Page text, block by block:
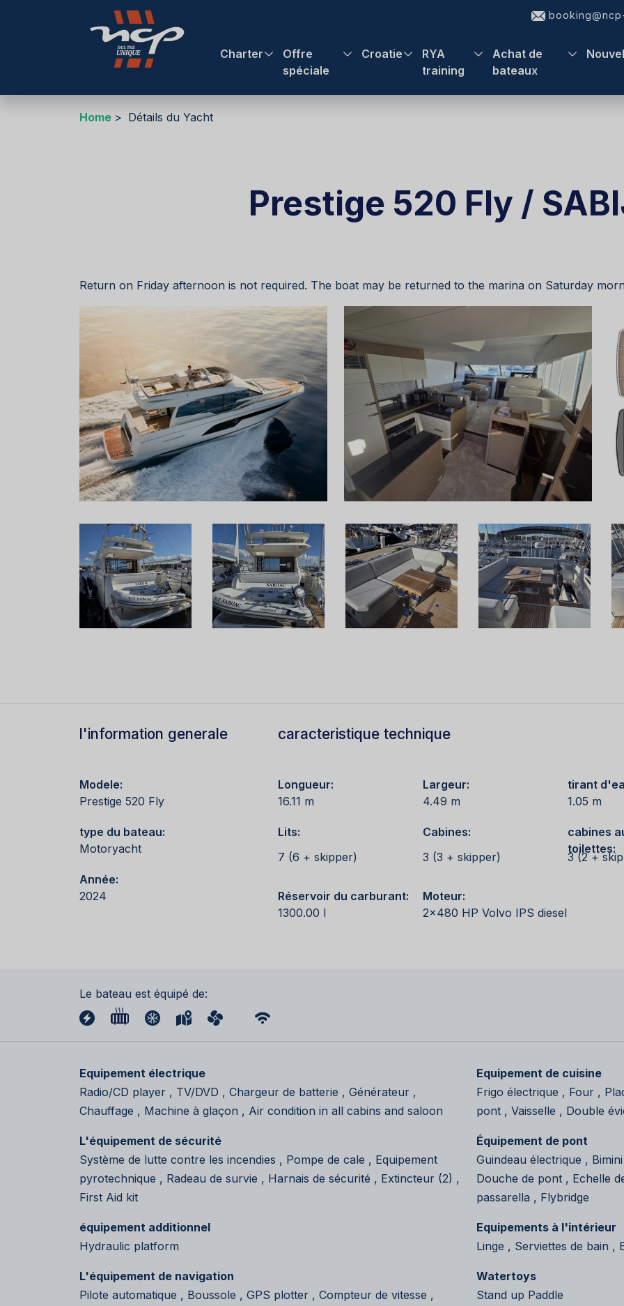
Charter
Offre
spéciale
Croatie
RYA
training
Achat de
bateaux
Home Détails du Yacht
Prestige 520 Fly /
Return on Friday afternoon is not required. The boat may be returned to the marina on Saturday
l'information generale
Modele:
Prestige 520 Fly
type du bateau:
Motoryacht
Année:
2024
caracteristique technique
Longueur:
16.11 m
Largeur:
4.49 m
tirant
1.05 m
Lits:
7 (6 + skipper)
Cabines:
3 (3 + skipper)
cabines
toilettes:
3 (2 +
Réservoir du carburant:
1300.00 l
Moteur:
2x480 HP Volvo IPS diesel
Le bateau est équipé de:
Equipement électrique
Radio/CD player , TV/DVD , Chargeur de batterie , Générateur ,
Chauffage , Machine à glaçon , Air condition in all cabins and saloon
Equipement de cuisine
Frigo électrique , Four ,
pont , Vaisselle , Double
L'équipement de sécurité
Système de lutte contre les incendies , Pompe de cale , Equipement
pyrotechnique , Radeau de survie , Harnais de sécurité , Extincteur (2) ,
First Aid kit
Équipement de pont
Guindeau électrique ,
Douche de pont , Echelle
passarella , Flybridge
équipement additionnel
Hydraulic platform
Equipements à l'intérieur
Linge , Serviettes de bain ,
L'équipement de navigation
Pilote automatique , Boussole , GPS plotter , Compteur de vitesse ,
Watertoys
Stand up Paddle